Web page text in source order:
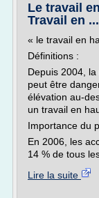
Le travail
Travail en ...
« le travail en
Définitions :
Depuis 2004,
peut être
élévation au-
un travail en
Importance du
En 2006, les
14 % de tous
Lire la suite